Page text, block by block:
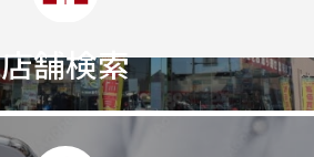
店舗検索